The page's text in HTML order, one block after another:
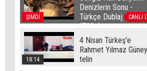
ŞİMDİ CANLI
Denizlerin Sonu -
Türkçe Dublaj film
(720p)
18:14
4 Nisan Türkeş'e
Rahmet Yılmaz
telin